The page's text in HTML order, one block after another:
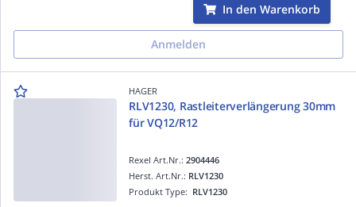
In den Warenkorb
Anmelden
HAGER
RLV1230, Rastleiterverlängerung 30mm
für VQ12/R12
Rexel Art.Nr.: 2904446
Produkt Type: RLV1230
Herst. Art.Nr.: RLV1230